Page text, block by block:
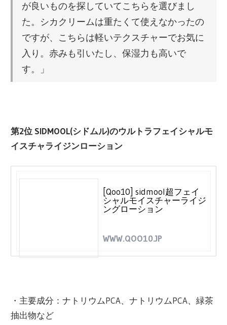
が良いものを探していてこちらを選びまし
た。シカクリームは重たくて使えなかったの
ですが、こちらは軽いテクスチャーでお気に
入り。赤みも引いたし、保湿力も高いで
す。」
第2位 SIDMOOL(シドムル)のウルトラフェイシャルモ
イスチャライジンローション
[Qoo10] sidmool超フェイ
シャルモイスチャーライジ
ングローション
WWW.QOO10.JP
・主要成分：ナトリウムPCA、ナトリウムPCA、緑茶
抽出物など